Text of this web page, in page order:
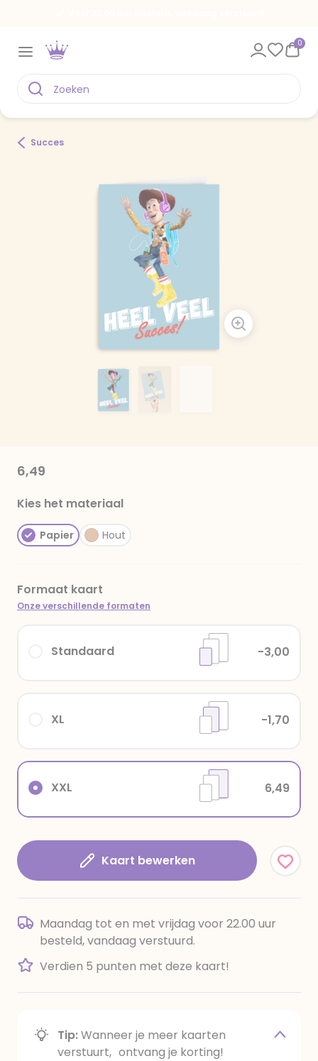
0
Succes
6,49
Kies het materiaal
Papier Hout
Formaat kaart
Onze verschillende formaten
XXL 6,49
XL -1,70
Standaard -3,00
Kaart bewerken
Maandag tot en met vrijdag voor 22.00 uur
besteld, vandaag verstuurd.
Verdien 5 punten met deze kaart!
Tip:Wanneer je meer kaarten
verstuurt, ontvang je korting!